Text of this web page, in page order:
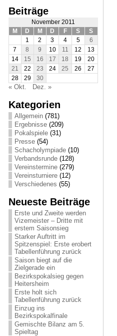
Beiträge
November 2011
M
D M D F S
S
1
2 3 4 5
6
7
8 9 10 11 12
13
14
15 16 17 18 19
20
21
22 23 24 25 26
27
28
29 30
« Okt. Dez. »
Kategorien
Allgemein(781)
Ergebnisse(209)
Pokalspiele(31)
Presse(54)
Schacholympiade(10)
Verbandsrunde(128)
Vereinstermine(279)
Vereinsturniere(12)
Verschiedenes (55)
Neueste Beiträge
Erste und Zweite werden
Vizemeister – Dritte mit
erstem Saisonsieg
Starker Auftritt im
Spitzenspiel: Erste erobert
Tabellenführung zurück
Saison biegt auf die
Zielgerade ein
Bezirkspokalsieg gegen
Heitersheim
Erste holt sich
Tabellenführung zurück
Einzug ins
Bezirkspokalfinale
Gemischte Bilanz am 5.
Spieltag